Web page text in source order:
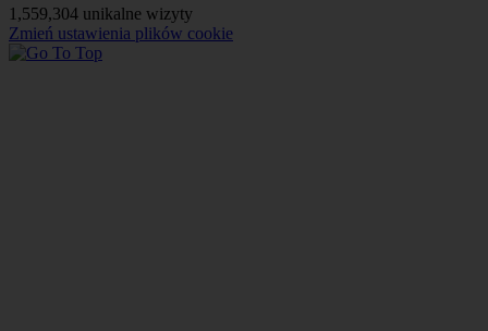
1,559,304 unikalne wizyty
Zmień ustawienia plików cookie